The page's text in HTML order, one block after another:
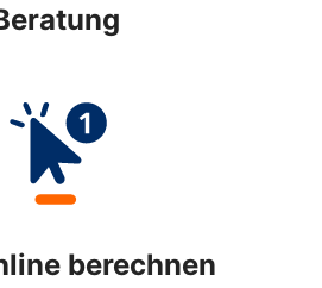
berechnen